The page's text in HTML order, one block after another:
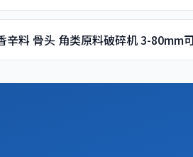
辛料 骨头 角类原料破碎机 3-80mm